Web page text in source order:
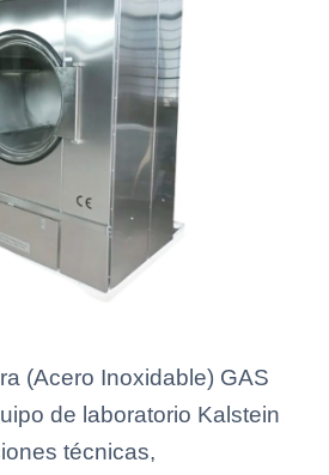
(Acero Inoxidable) GAS
de laboratorio Kalstein
técnicas,